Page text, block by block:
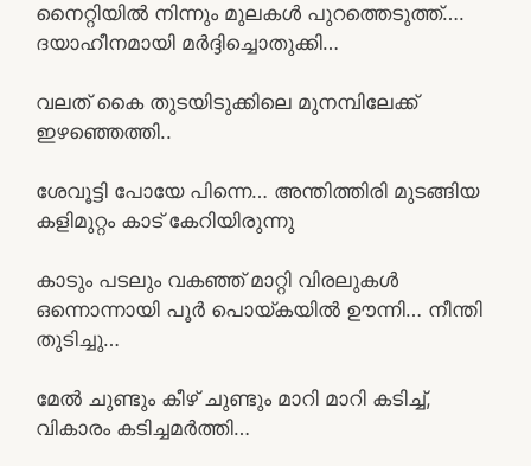
നൈറ്റിയിൽ നിന്നും മുലകൾ പുറത്തെടുത്ത്….
ദയാഹീനമായി മർദ്ദിച്ചൊതുക്കി…
വലത് കൈ തുടയിടുക്കിലെ മുനമ്പിലേക്ക്
ഇഴഞ്ഞെത്തി..
ശേവൂട്ടി പോയേ പിന്നെ… അന്തിത്തിരി മുടങ്ങിയ
കളിമുറ്റം കാട് കേറിയിരുന്നു
കാടും പടലും വകഞ്ഞ് മാറ്റി വിരലുകൾ
ഒന്നൊന്നായി പൂർ പൊയ്കയിൽ ഊന്നി… നീന്തി
തുടിച്ചു…
മേൽ ചുണ്ടും കീഴ് ചുണ്ടും മാറി മാറി കടിച്ച്,
വികാരം കടിച്ചമർത്തി…